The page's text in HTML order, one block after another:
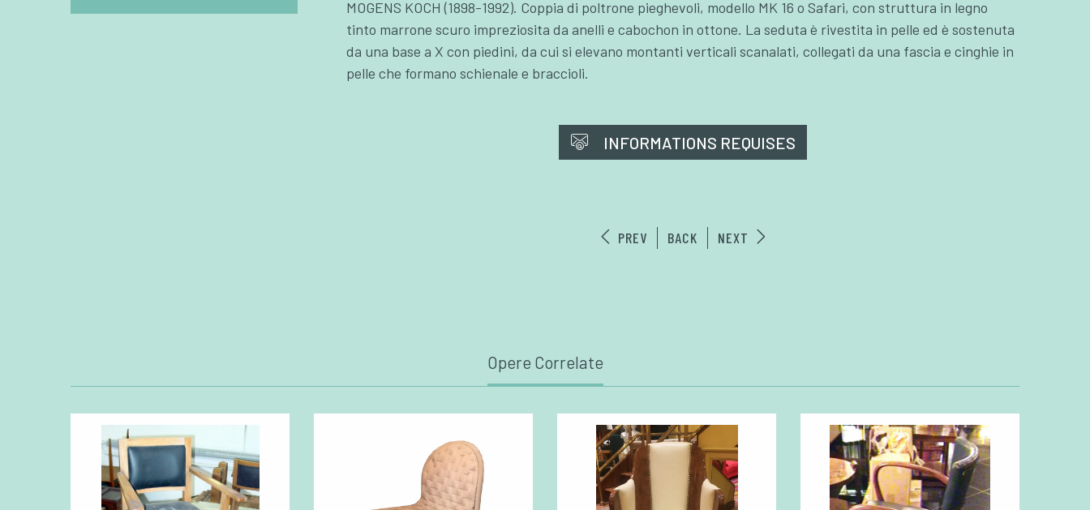
MOGENS KOCH (1898-1992). Coppia di poltrone pieghevoli, modello MK 16 o Safari, con struttura in legno
tinto marrone scuro impreziosita da anelli e cabochon in ottone. La seduta è rivestita in pelle ed è sostenuta
da una base a X con piedini, da cui si elevano montanti verticali scanalati, collegati da una fascia e cinghie in
pelle che formano schienale e braccioli.
INFORMATIONS REQUISES
PREV BACK NEXT
Opere Correlate